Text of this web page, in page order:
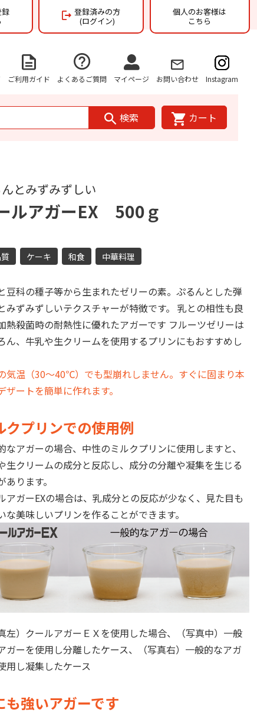
登録済みの方
(ログイン)
個人のお客様は
こちら
ご利用ガイド よくあるご質問 マイページ お問い合わせ Instagram
検索 カート
とみずみずしい
ルアガーEX 500ｇ
ケーキ 和食 中華料理
豆科の種子等から生まれたゼリーの素。ぷるんとした弾
みずみずしいテクスチャーが特徴です。 乳との相性も良
熱殺菌時の耐熱性に優れたアガーです フルーツゼリーは
ん、牛乳や生クリームを使用するプリンにもおすすめし
気温（30～40℃）でも型崩れしません。すぐに固まり本
ザートを簡単に作れます。
クプリンでの使用例
なアガーの場合、中性のミルクプリンに使用しますと、
生クリームの成分と反応し、成分の分離や凝集を生じる
あります。
アガーEXの場合は、乳成分との反応が少なく、見た目も
な美味しいプリンを作ることができます。
真左）クールアガーＥＸを使用した場合、（写真中）一般
ガーを使用し分離したケース、（写真右）一般的なアガ
用し凝集したケース
も強いアガーです